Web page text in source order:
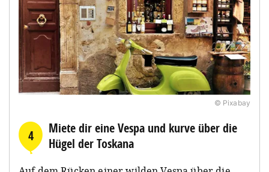
© Pixabay
4
Miete dir eine Vespa und kurve über die
Hügel der Toskana